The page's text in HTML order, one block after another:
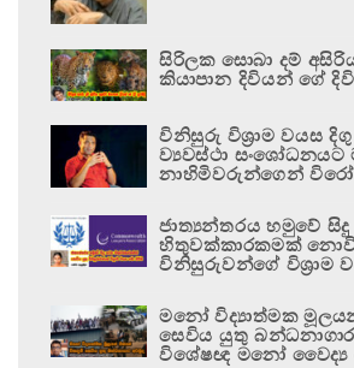
සිරිලක සොබා දම්
කියාපාන දිවියන් ගේ
විනිසුරු විශ්‍රාම වයස
ව්‍යවස්ථා සංශෝධනයට
නාහිමිවරුන්ගෙන්
ජාත්‍යන්තරය හමුවේ
හිතුවක්කාරකමක්
විනිසුරුවන්ගේ විශ්‍රාම
මනෝ විද්‍යාත්මක
සෙවිය යුතු බන්ධනාගාර
විශේෂඥ මනෝ